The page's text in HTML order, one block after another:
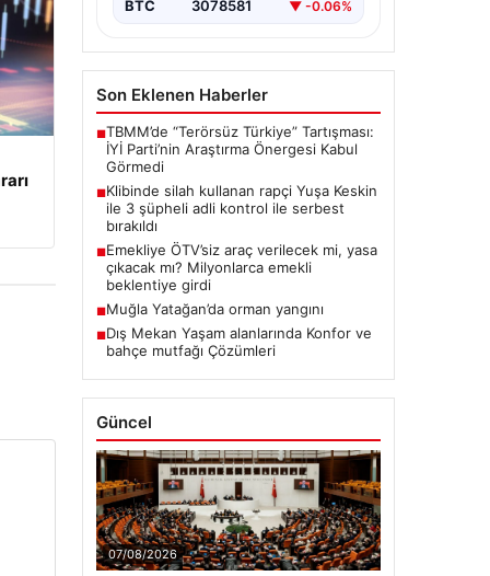
BTC 3078581 ▼ -0.06%
Son Eklenen Haberler
■TBMM’de “Terörsüz Türkiye” Tartışması:
İYİ Parti’nin Araştırma Önergesi Kabul
Görmedi
■Klibinde silah kullanan rapçi Yuşa Keskin
ile 3 şüpheli adli kontrol ile serbest
bırakıldı
■Emekliye ÖTV’siz araç verilecek mi, yasa
çıkacak mı? Milyonlarca emekli
beklentiye girdi
■Muğla Yatağan’da orman yangını
■Dış Mekan Yaşam alanlarında Konfor ve
bahçe mutfağı Çözümleri
Güncel
07/08/2026